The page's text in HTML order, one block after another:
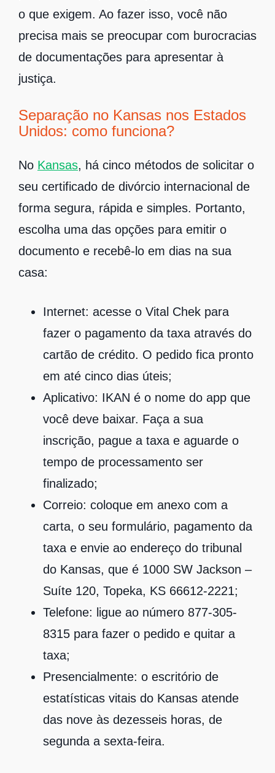
o que exigem. Ao fazer isso, você não
precisa mais se preocupar com burocracias
de documentações para apresentar à
justiça.
Separação no Kansas nos Estados
Unidos: como funciona?
No Kansas, há cinco métodos de solicitar o
seu certificado de divórcio internacional de
forma segura, rápida e simples. Portanto,
escolha uma das opções para emitir o
documento e recebê-lo em dias na sua
casa:
Internet: acesse o Vital Chek para
fazer o pagamento da taxa através do
cartão de crédito. O pedido fica pronto
em até cinco dias úteis;
Aplicativo: IKAN é o nome do app que
você deve baixar. Faça a sua
inscrição, pague a taxa e aguarde o
tempo de processamento ser
finalizado;
Correio: coloque em anexo com a
carta, o seu formulário, pagamento da
taxa e envie ao endereço do tribunal
do Kansas, que é 1000 SW Jackson –
Suíte 120, Topeka, KS 66612-2221;
Telefone: ligue ao número 877-305-
8315 para fazer o pedido e quitar a
taxa;
Presencialmente: o escritório de
estatísticas vitais do Kansas atende
das nove às dezesseis horas, de
segunda a sexta-feira.